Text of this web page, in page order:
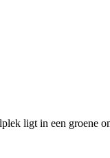
ligt in een groene